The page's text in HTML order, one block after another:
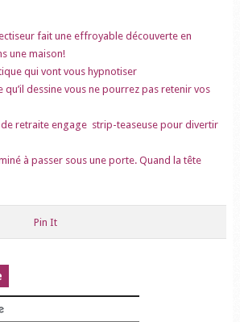
fait une effroyable découverte en
une maison!
qui vont vous hypnotiser
qu’il dessine vous ne pourrez pas retenir vos
de retraite engage strip-teaseuse pour divertir
à passer sous une porte. Quand la tête
Pin It